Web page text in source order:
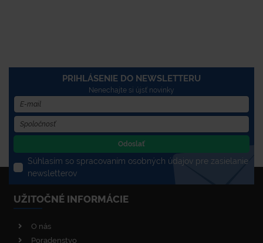
PRIHLÁSENIE DO NEWSLETTERU
Nenechajte si újsť novinky
Odoslať
Súhlasím so spracovaním osobných údajov pre zasielanie
newsletterov
UŽITOČNÉ INFORMÁCIE
O nás
Poradenstvo